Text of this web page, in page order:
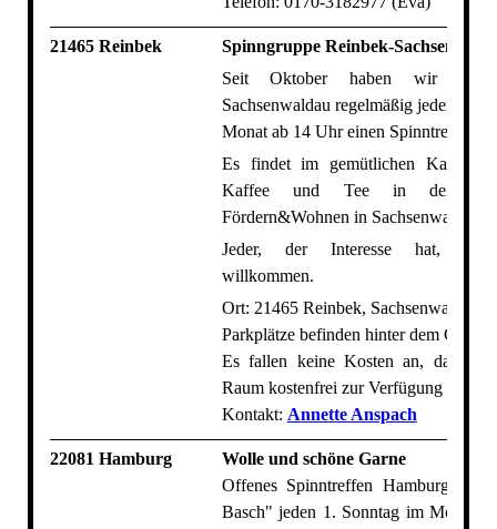
21465 Reinbek
Spinngruppe Reinbek-
Seit Oktober haben wir in
Sachsenwaldau regelmäßig jeden 3.
Monat ab 14 Uhr einen Spinntreff.
Es findet im gemütlichen
Kaffee und Tee in der
Fördern&Wohnen in Sachsenwaldau
Jeder, der Interesse hat, ist
willkommen.
Ort: 21465 Reinbek, Sachsenwaldau 8
Parkplätze befinden hinter dem
Es fallen keine Kosten an, da man
Raum kostenfrei zur Verfügung stellt.
Kontakt: Annette Anspach
22081 Hamburg
Wolle und schöne Garne
Offenes Spinntreffen Hamburg im
Basch" jeden 1. Sonntag im Monat